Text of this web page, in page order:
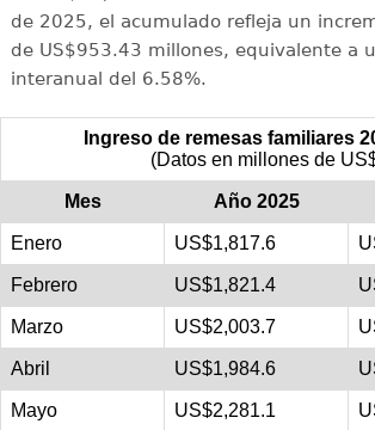
de 2025, el acumulado refleja un
de US$953.43 millones, equivalente a
interanual del 6.58%.
Ingreso de remesas familiares
(Datos en millones de
Mes Año 2025
Enero US$1,817.6
Febrero US$1,821.4
Marzo US$2,003.7
Abril US$1,984.6
Mayo US$2,281.1